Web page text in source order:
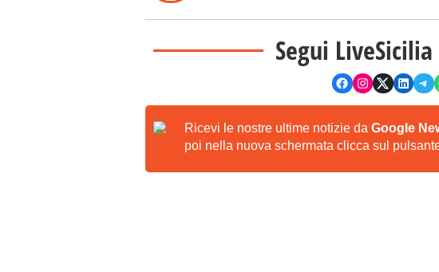
Segui
Ricevi le nostre ultime notizie da Google
poi nella nuova schermata clicca sul